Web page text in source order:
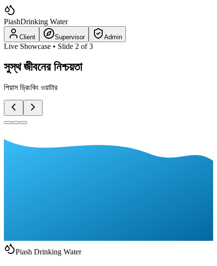
PiashDrinking Water
Client Supervisor Admin
Live Showcase • Slide 2 of3
সুস্থ জীবনের নিশ্চয়তা
পিয়াস ড্রিংকিং ওয়াটার
Piash Drinking Water